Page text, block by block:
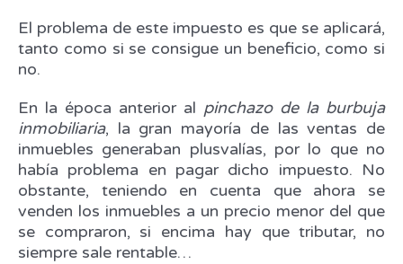
El problema de este impuesto es que se aplicará,
tanto como si se consigue un beneficio, como si
no.
En la época anterior al pinchazo de la burbuja
inmobiliaria, la gran mayoría de las ventas de
inmuebles generaban plusvalías, por lo que no
había problema en pagar dicho impuesto. No
obstante, teniendo en cuenta que ahora se
venden los inmuebles a un precio menor del que
se compraron, si encima hay que tributar, no
siempre sale rentable…